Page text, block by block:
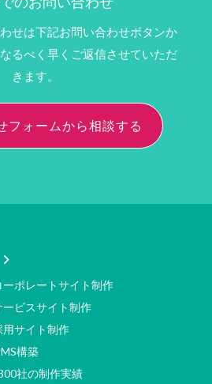
せは下記お問い合わせボタンか
るべく早くご返信させていただ
きます。
フォームから相談する
ーポレートサイト制作
ービスサイト制作
用サイト制作
構築
社の制作実績